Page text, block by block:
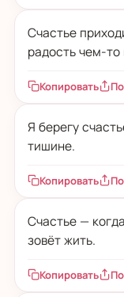
Счастье
радость чем-
Копировать
Я берегу
тишине.
Копировать
Счастье —
зовёт жить.
Копировать